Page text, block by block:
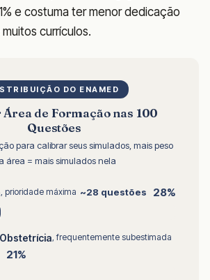
e costuma ter menor dedicação
currículos.
DO ENAMED
Área de Formação nas 100
Questões
para calibrar seus simulados, mais peso
área = mais simulados nela
, prioridade máxima ~28 questões 28%
, frequentemente subestimada
21%